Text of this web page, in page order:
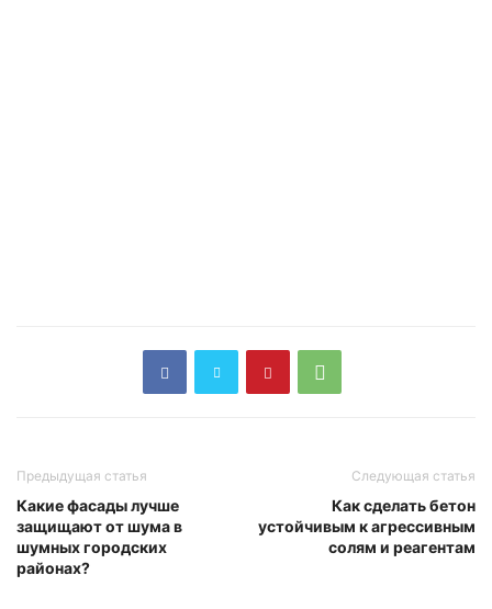
Предыдущая статья
Какие фасады лучше
защищают от шума в
шумных городских
районах?
Следующая статья
Как сделать бетон
устойчивым к агрессивным
солям и реагентам